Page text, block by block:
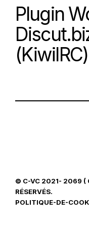
Plugin
(KiwiIRC)
© C-VC 2021- 2069 (
RÉSERVÉS.
POLITIQUE-DE-